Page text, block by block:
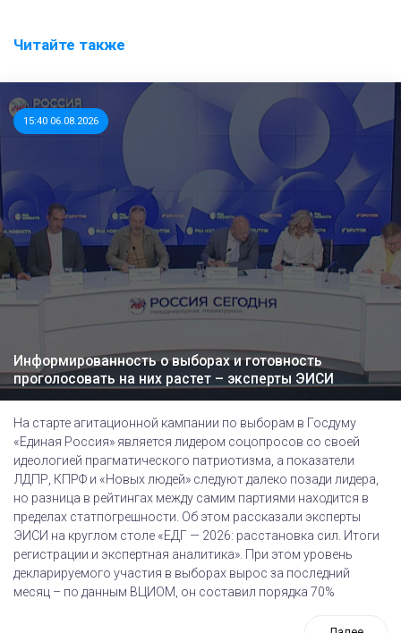
Читайте также
15:40 06.08.2026
Информированность о выборах и готовность
проголосовать на них растет – эксперты ЭИСИ
На старте агитационной кампании по выборам в Госдуму
«Единая Россия» является лидером соцопросов со своей
идеологией прагматического патриотизма, а показатели
ЛДПР, КПРФ и «Новых людей» следуют далеко позади лидера,
но разница в рейтингах между самим партиями находится в
пределах статпогрешности. Об этом рассказали эксперты
ЭИСИ на круглом столе «ЕДГ — 2026: расстановка сил. Итоги
регистрации и экспертная аналитика». При этом уровень
декларируемого участия в выборах вырос за последний
месяц – по данным ВЦИОМ, он составил порядка 70%